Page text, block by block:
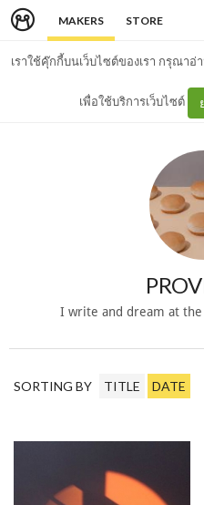
MAKERS STORE
เราใช้คุ๊กกี้บนเว็บไซต์ของเรา กรุณาอ่
เพื่อใช้บริการเว็บไซต์
I write and dream at the
SORTING BY TITLE DATE